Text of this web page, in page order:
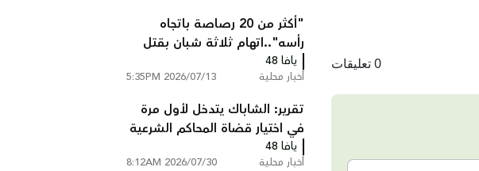
0 تعليقات
"أكثر من 20 رصاصة باتجاه
رأسه"..اتهام ثلاثة شبان بقتل
عبد السلام ابو عصب من
شعفاط
يافا 48
أخبار محلية 2026/07/13 5:35PM
تقرير: الشاباك يتدخل لأول مرة
في اختيار قضاة المحاكم الشرعية
ويستبعد مرشحين
يافا 48
أخبار محلية 2026/07/30 8:12AM